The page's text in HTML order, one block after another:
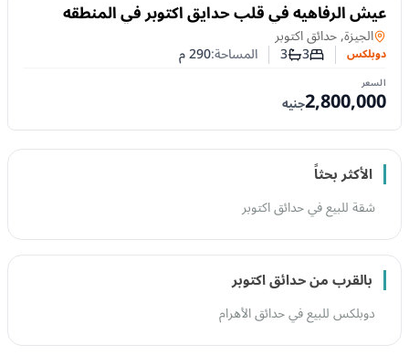
للبيع
عيش الرفاهيه في قلب حدايق اكتوبر في المنطقه
السياحيه
دوبلكسفي
الجيزة, حدائق اكتوبر
دوبلكس عدد غرف النوم
3عدد الحمامات
3 المساحة:290م
السعر
2,800,000جنيه
الأكثر بحثاً
شقة للبيع في حدائق اكتوبر
بالقرب من حدائق اكتوبر
دوبلكس للبيع في حدائق الأهرام